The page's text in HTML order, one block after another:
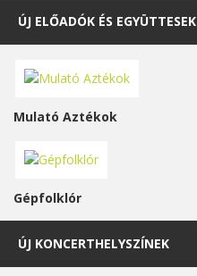
ÚJ ELŐADÓK ÉS EGYÜTTESEK
Mulató Aztékok
Gépfolklór
ÚJ KONCERTHELYSZÍNEK